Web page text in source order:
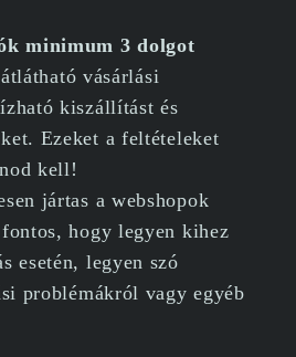
minimum 3 dolgot
vásárlási
kiszállítást és
Ezeket a feltételeket
kell!
jártas a webshopok
hogy legyen kihez
esetén, legyen szó
problémákról vagy egyéb